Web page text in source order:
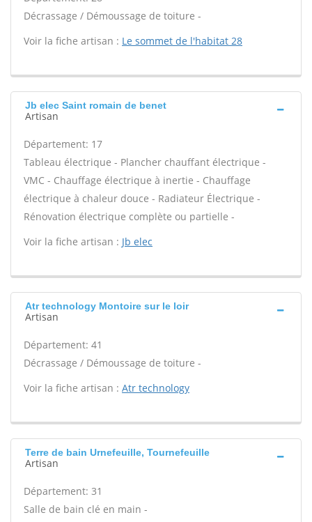
Décrassage / Démoussage de toiture -
Voir la fiche artisan : Le sommet de l'habitat 28
Jb elec Saint romain de benet
Artisan
Département: 17
Tableau électrique - Plancher chauffant électrique -
VMC - Chauffage électrique à inertie - Chauffage
électrique à chaleur douce - Radiateur Électrique -
Rénovation électrique complète ou partielle -
Voir la fiche artisan : Jb elec
Atr technology Montoire sur le loir
Artisan
Département: 41
Décrassage / Démoussage de toiture -
Voir la fiche artisan : Atr technology
Terre de bain Urnefeuille, Tournefeuille
Artisan
Département: 31
Salle de bain clé en main -